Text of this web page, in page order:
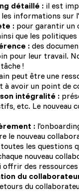
détaillé : il est
informations
: pour garantir un
que les
: des
pour leur travail.
!
peut être une
à avoir un point
intégralité :
etc. Le
:
le nouveau
les questions
nouveau
des
du
du